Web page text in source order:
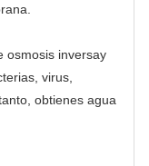
osmosis inversay
virus,
obtienes agua